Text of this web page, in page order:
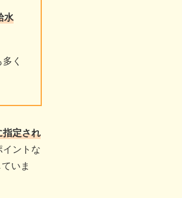
水
く
指定され
イントな
いま